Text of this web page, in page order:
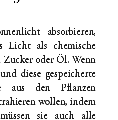
absorbieren,
Licht als chemische
Zucker oder Öl. Wenn
diese gespeicherte
aus den Pflanzen
wollen, indem
sie auch alle